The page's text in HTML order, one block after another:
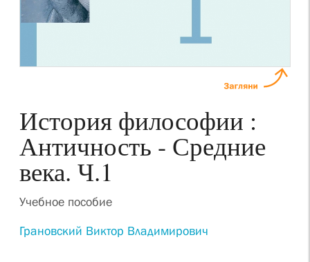
История философии :
Античность - Средние
века. Ч.1
Учебное пособие
Грановский Виктор Владимирович